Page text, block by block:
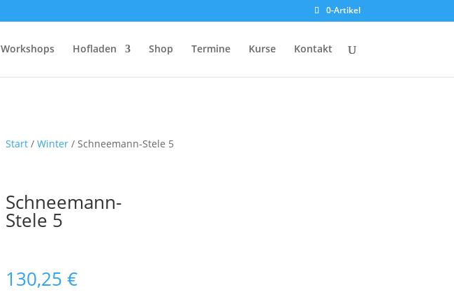
0-Artikel
Workshops Hofladen Shop Termine Kurse Kontakt
Start/ Winter/ Schneemann-Stele 5
Schneemann-
Stele 5
130,25 €